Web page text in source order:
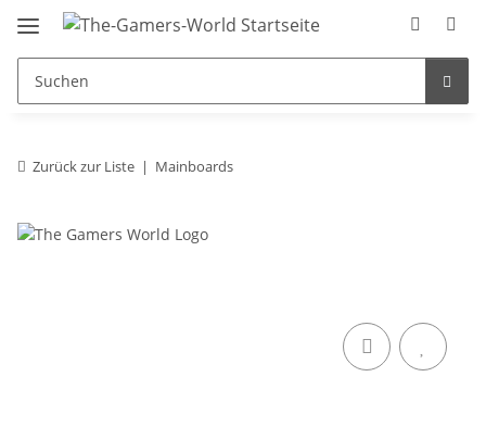
Zurück zur Liste Mainboards